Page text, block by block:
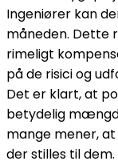
Ingeniører kan
måneden. Dette
rimeligt
på de risici og
Det er klart, at
betydelig
mange mener,
der stilles til dem.